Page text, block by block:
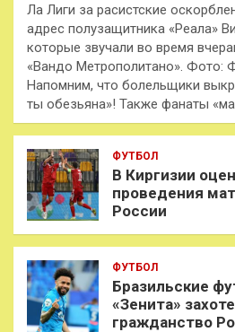
Ла Лиги за расистские
адрес полузащитника «Реала»
которые звучали во время
«Вандо Метрополитано». Фото:
Напомним, что болельщики
ты обезьяна»! Также фанаты
ФУТБОЛ
В Киргизии
проведения
России
ФУТБОЛ
Бразильские
«Зенита»
гражданство